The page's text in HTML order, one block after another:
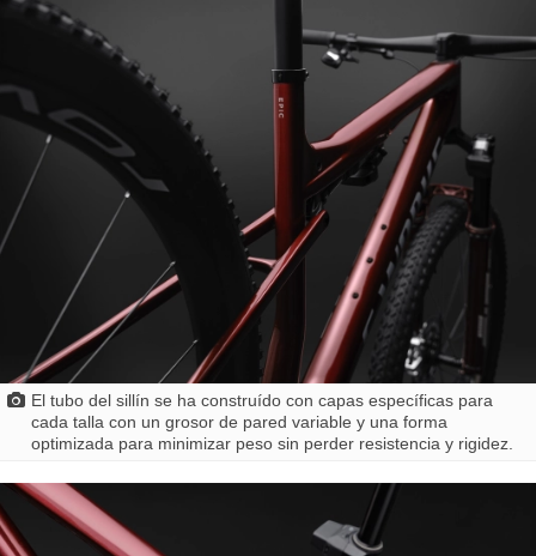
El tubo del sillín se ha construído con capas específicas para
cada talla con un grosor de pared variable y una forma
optimizada para minimizar peso sin perder resistencia y rigidez.